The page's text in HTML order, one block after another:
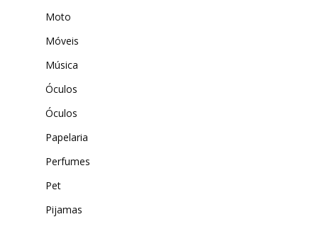
Moto
Móveis
Música
Óculos
Óculos
Papelaria
Perfumes
Pet
Pijamas